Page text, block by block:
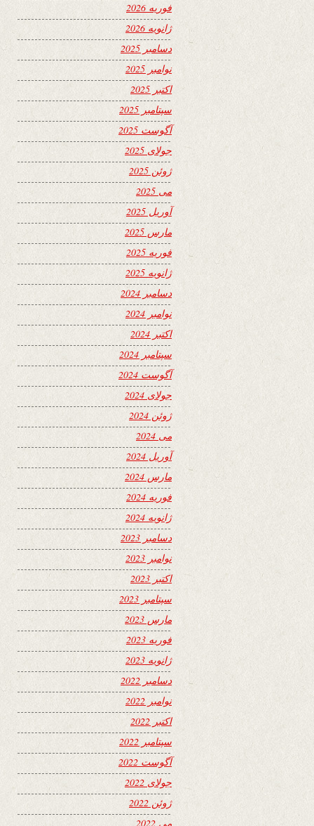
فوریه 2026
ژانویه 2026
دسامبر 2025
نوامبر 2025
اکتبر 2025
سپتامبر 2025
آگوست 2025
جولای 2025
ژوئن 2025
می 2025
آوریل 2025
مارس 2025
فوریه 2025
ژانویه 2025
دسامبر 2024
نوامبر 2024
اکتبر 2024
سپتامبر 2024
آگوست 2024
جولای 2024
ژوئن 2024
می 2024
آوریل 2024
مارس 2024
فوریه 2024
ژانویه 2024
دسامبر 2023
نوامبر 2023
اکتبر 2023
سپتامبر 2023
مارس 2023
فوریه 2023
ژانویه 2023
دسامبر 2022
نوامبر 2022
اکتبر 2022
سپتامبر 2022
آگوست 2022
جولای 2022
ژوئن 2022
می 2022